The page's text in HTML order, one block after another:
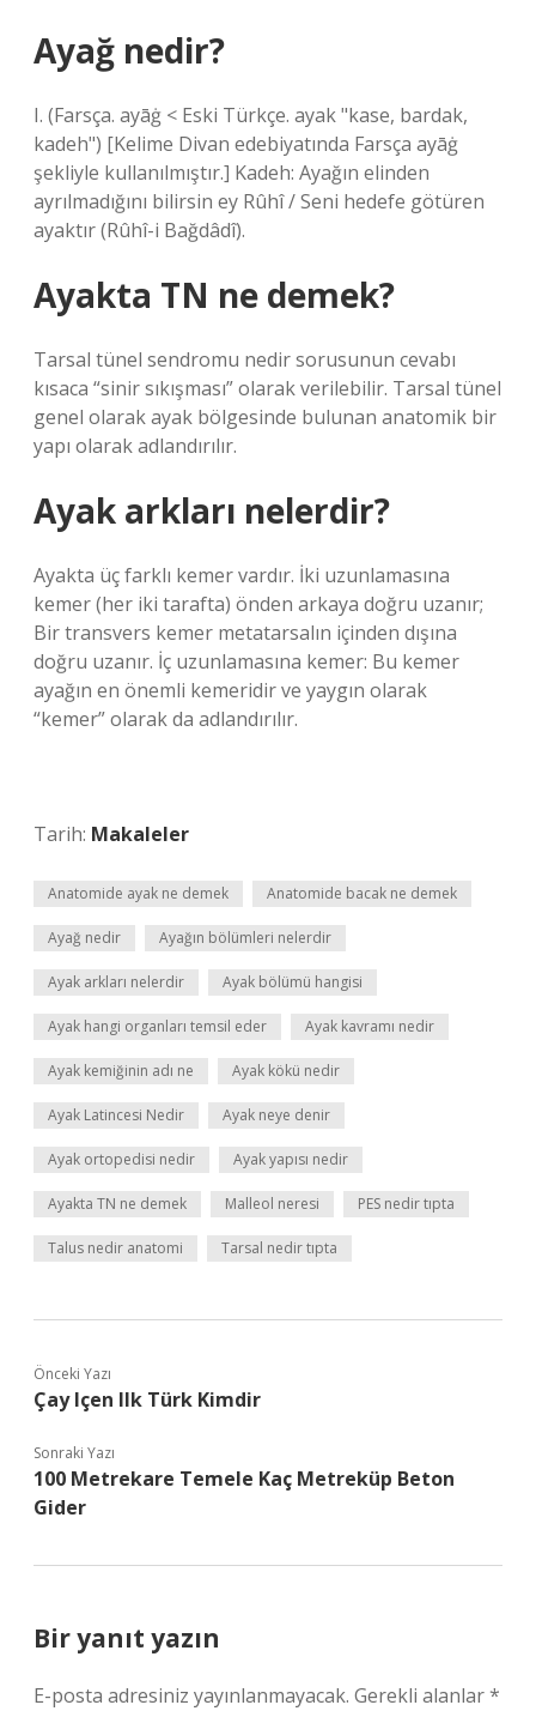
Ayağ nedir?
I. (Farsça. ayāġ < Eski Türkçe. ayak "kase, bardak,
kadeh") [Kelime Divan edebiyatında Farsça ayāġ
şekliyle kullanılmıştır.] Kadeh: Ayağın elinden
ayrılmadığını bilirsin ey Rûhî / Seni hedefe götüren
ayaktır (Rûhî-i Bağdâdî).
Ayakta TN ne demek?
Tarsal tünel sendromu nedir sorusunun cevabı
kısaca “sinir sıkışması” olarak verilebilir. Tarsal tünel
genel olarak ayak bölgesinde bulunan anatomik bir
yapı olarak adlandırılır.
Ayak arkları nelerdir?
Ayakta üç farklı kemer vardır. İki uzunlamasına
kemer (her iki tarafta) önden arkaya doğru uzanır;
Bir transvers kemer metatarsalın içinden dışına
doğru uzanır. İç uzunlamasına kemer: Bu kemer
ayağın en önemli kemeridir ve yaygın olarak
“kemer” olarak da adlandırılır.
Tarih: Makaleler
Anatomide ayak ne demek Anatomide bacak ne demek
Ayağ nedir Ayağın bölümleri nelerdir
Ayak arkları nelerdir Ayak bölümü hangisi
Ayak hangi organları temsil eder Ayak kavramı nedir
Ayak kemiğinin adı ne Ayak kökü nedir
Ayak Latincesi Nedir Ayak neye denir
Ayak ortopedisi nedir Ayak yapısı nedir
Ayakta TN ne demek Malleol neresi PES nedir tıpta
Talus nedir anatomi Tarsal nedir tıpta
Önceki Yazı
Çay Içen Ilk Türk Kimdir
Sonraki Yazı
100 Metrekare Temele Kaç Metreküp Beton
Gider
Bir yanıt yazın
E-posta adresiniz yayınlanmayacak. Gerekli alanlar*